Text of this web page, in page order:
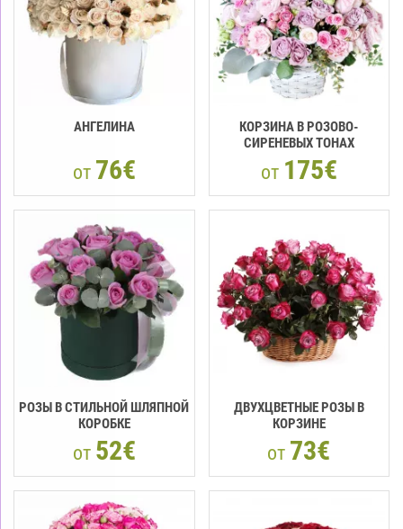
АНГЕЛИНА
от 76€
КОРЗИНА В РОЗОВО-
СИРЕНЕВЫХ ТОНАХ
от 175€
РОЗЫ В СТИЛЬНОЙ ШЛЯПНОЙ
КОРОБКЕ
от 52€
ДВУХЦВЕТНЫЕ РОЗЫ В
КОРЗИНЕ
от 73€